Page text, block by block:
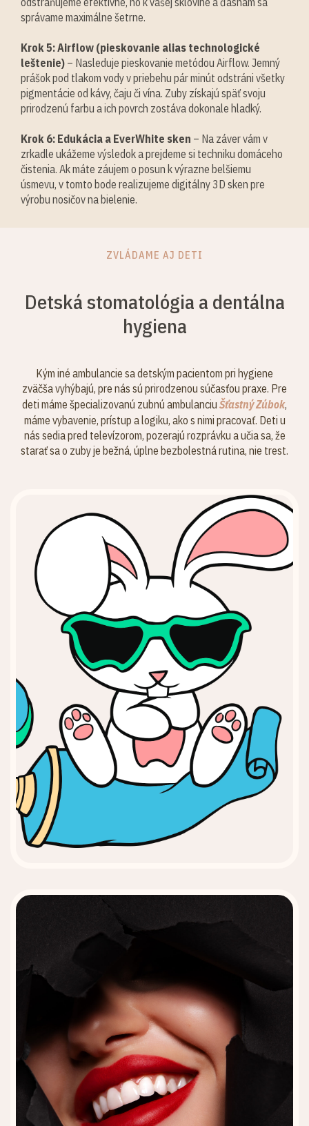
správame maximálne šetrne.
Krok 5: Airflow (pieskovanie alias technologické
leštenie) – Nasleduje pieskovanie metódou Airflow. Jemný
prášok pod tlakom vody v priebehu pár minút odstráni všetky
pigmentácie od kávy, čaju či vína. Zuby získajú späť svoju
prirodzenú farbu a ich povrch zostáva dokonale hladký.
Krok 6: Edukácia a EverWhite sken – Na záver vám v
zrkadle ukážeme výsledok a prejdeme si techniku domáceho
čistenia. Ak máte záujem o posun k výrazne belšiemu
úsmevu, v tomto bode realizujeme digitálny 3D sken pre
výrobu nosičov na bielenie.
ZVLÁDAME AJ DETI
Detská stomatológia a dentálna
hygiena
Kým iné ambulancie sa detským pacientom pri hygiene
zväčša vyhýbajú, pre nás sú prirodzenou súčasťou praxe. Pre
deti máme špecializovanú zubnú ambulanciu Šťastný Zúbok,
máme vybavenie, prístup a logiku, ako s nimi pracovať. Deti u
nás sedia pred televízorom, pozerajú rozprávku a učia sa, že
starať sa o zuby je bežná, úplne bezbolestná rutina, nie trest.